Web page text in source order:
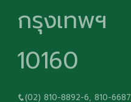
กรุงเทพฯ
10160
(02) 810-8892-6, 810-6687